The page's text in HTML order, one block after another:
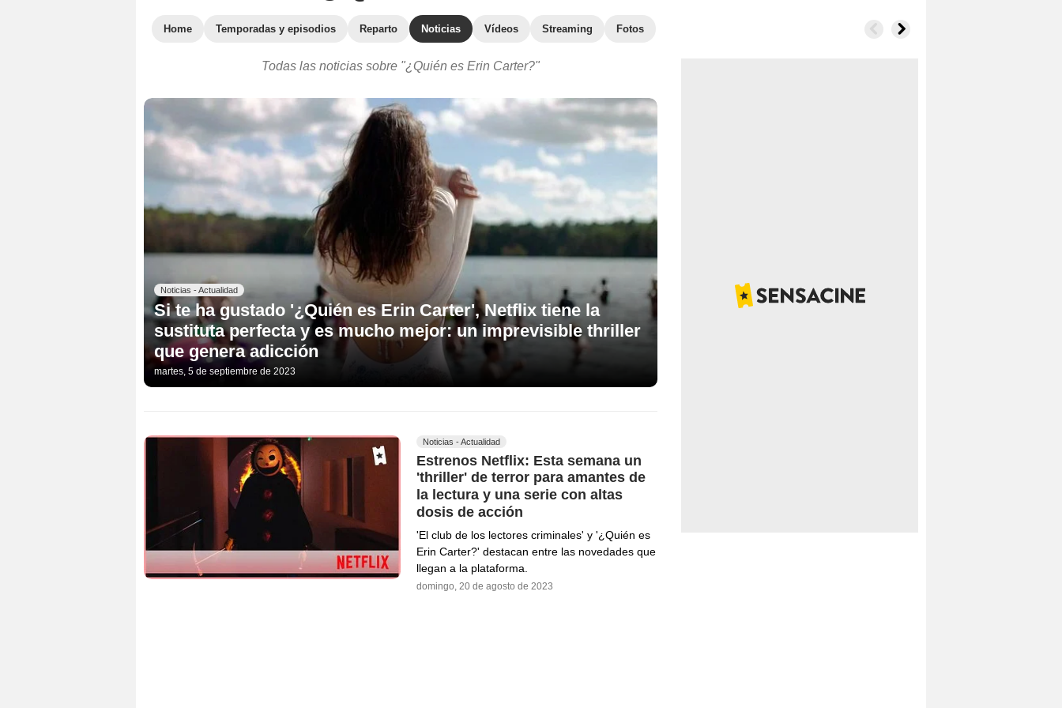
Home Temporadas y episodios Reparto Noticias Vídeos Streaming Fotos
Todas las noticias sobre "¿Quién es Erin Carter?"
Noticias - Actualidad
Si te ha gustado '¿Quién es Erin Carter', Netflix tiene la
sustituta perfecta y es mucho mejor: un imprevisible thriller
que genera adicción
martes, 5 de septiembre de 2023
Noticias - Actualidad
Estrenos Netflix: Esta semana un
'thriller' de terror para amantes de
la lectura y una serie con altas
dosis de acción
'El club de los lectores criminales' y '¿Quién es
Erin Carter?' destacan entre las novedades que
llegan a la plataforma.
domingo, 20 de agosto de 2023